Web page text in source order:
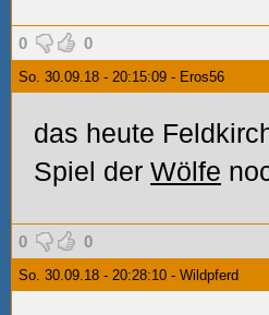
0 0
So. 30.09.18 - 20:15:09 - Eros56
das heute
Spiel der Wölfe
0 0
So. 30.09.18 - 20:28:10 - Wildpferd